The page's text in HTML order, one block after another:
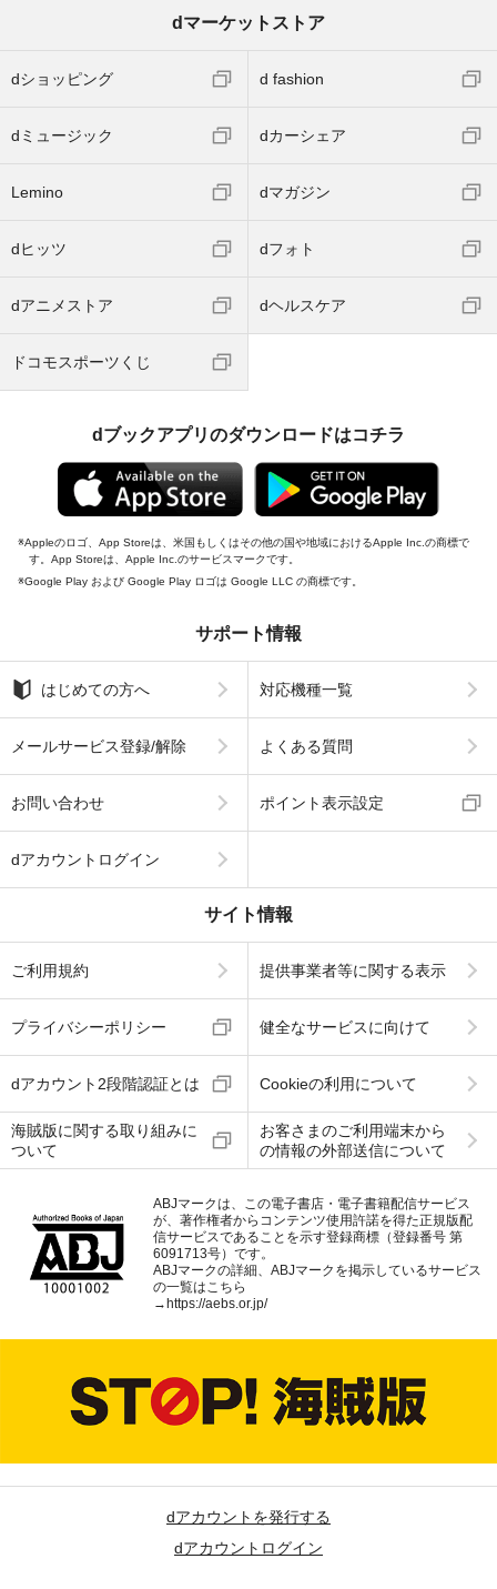
dマーケットストア
dショッピング d fashion
dミュージック dカーシェア
Lemino dマガジン
dヒッツ dフォト
dアニメストア dヘルスケア
ドコモスポーツくじ
dブックアプリのダウンロードはコチラ
Appleのロゴ、App Storeは、米国もしくはその他の国や地域におけるApple Inc.の商標で
す。App Storeは、Apple Inc.のサービスマークです。
Google Play および Google Play ロゴは Google LLC の商標です。
サポート情報
はじめての方へ 対応機種一覧
メールサービス登録/解除 よくある質問
お問い合わせ ポイント表示設定
dアカウントログイン
サイト情報
ご利用規約 提供事業者等に関する表示
プライバシーポリシー 健全なサービスに向けて
dアカウント2段階認証とは Cookieの利用について
海賊版に関する取り組みに
ついて
お客さまのご利用端末から
の情報の外部送信について
ABJマークは、この電子書店・電子書籍配信サービス
が、著作権者からコンテンツ使用許諾を得た正規版配
信サービスであることを示す登録商標（登録番号 第
6091713号）です。
ABJマークの詳細、ABJマークを掲示しているサービス
の一覧はこちら
→ https://aebs.or.jp/
dアカウントを発行する
dアカウントログイン